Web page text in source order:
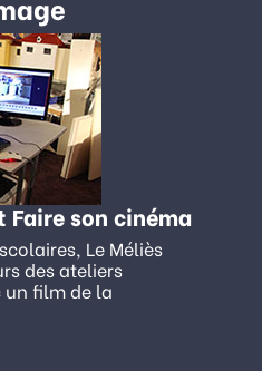
Faire son cinéma
Le Méliès
des ateliers
un film de la